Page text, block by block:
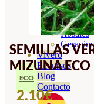
Rosales
Geranios
Vivero
Recursos
Blog
Contacto
SEMILLAS
MIZUNA ECO
ECO
2.10€